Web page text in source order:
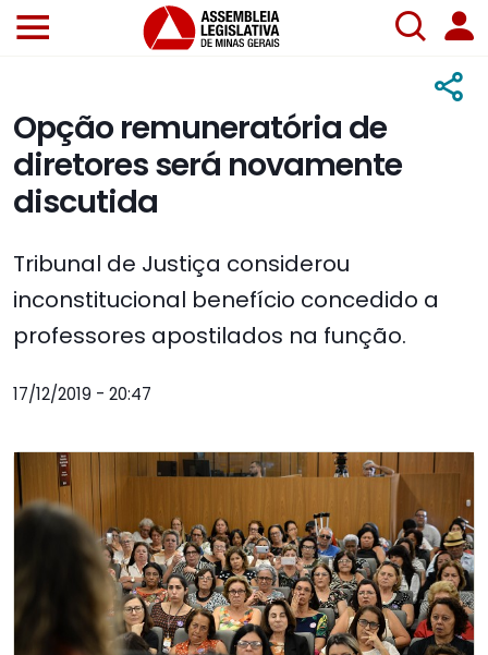
Opção remuneratória de
diretores será novamente
discutida
Tribunal de Justiça considerou
inconstitucional benefício concedido a
professores apostilados na função.
17/12/2019 - 20:47